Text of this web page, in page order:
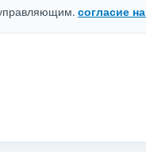
согласие